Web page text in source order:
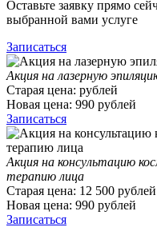
Оставьте заявку прямо
выбранной вами услуге
Записаться
Акция на лазерную
Старая цена: рублей
Новая цена: 990 рублей
Записаться
Акция на консультацию
терапию лица
Старая цена: 12 500 рублей
Новая цена: 990 рублей
Записаться